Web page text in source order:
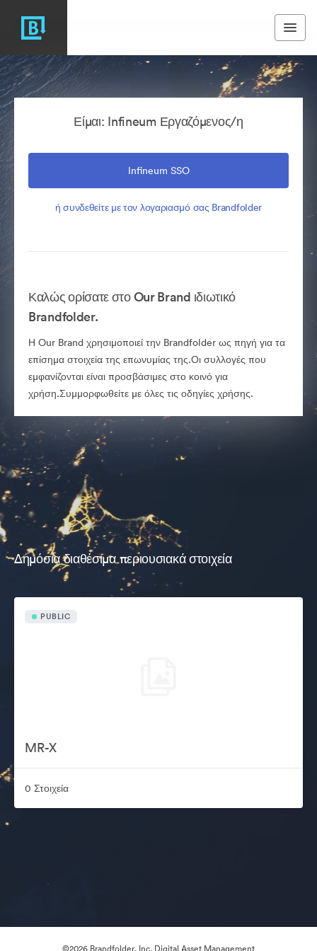
Είμαι: Infineum Εργαζόμενος/η
Infineum SSO
ή συνδεθείτε με τον λογαριασμό σας Brandfolder
Καλώς ορίσατε στο Our Brand ιδιωτικό
Brandfolder.
Η Our Brand χρησιμοποιεί την Brandfolder ως πηγή για τα
επίσημα στοιχεία της επωνυμίας της.Οι συλλογές που
εμφανίζονται είναι προσβάσιμες στο κοινό για
χρήση.Συμμορφωθείτε με όλες τις οδηγίες χρήσης.
Δημόσια διαθέσιμα περιουσιακά στοιχεία
PUBLIC
MR-X
0 Στοιχεία
©2026 Brandfolder, Inc. Digital Asset Management